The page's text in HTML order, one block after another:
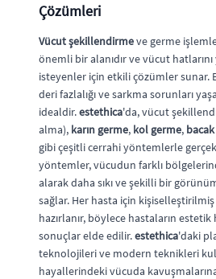
Çözümleri
Vücut şekillendirmeve germe
önemli bir alanıdır ve vücut
isteyenler için etkili çözümler sunar.
deri fazlalığı ve sarkma sorunları
idealdir.estethica'da, vücut
alma), karın germe, kol germe,
gibi çeşitli cerrahi yöntemlerle
yöntemler, vücudun farklı
alarak daha sıkı ve şekilli bir
sağlar. Her hasta için
hazırlanır, böylece hastaların
sonuçlar elde edilir.estethica'daki
teknolojileri ve modern teknikleri
hayallerindeki vücuda